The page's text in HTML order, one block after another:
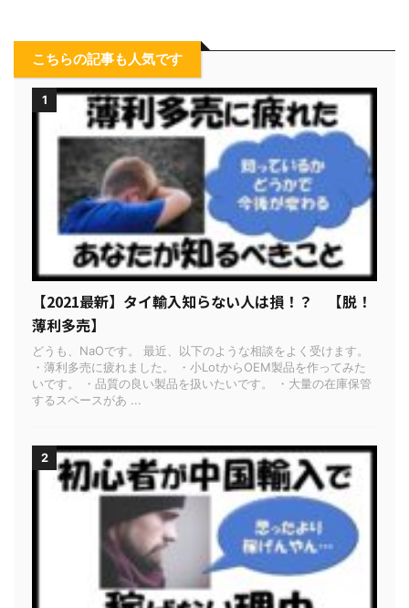
こちらの記事も人気です
1
【2021最新】タイ輸入知らない人は損！？ 【脱！
薄利多売】
どうも、NaOです。 最近、以下のような相談をよく受けます。
・薄利多売に疲れました。 ・小LotからOEM製品を作ってみた
いです。 ・品質の良い製品を扱いたいです。 ・大量の在庫保管
するスペースがあ ...
2